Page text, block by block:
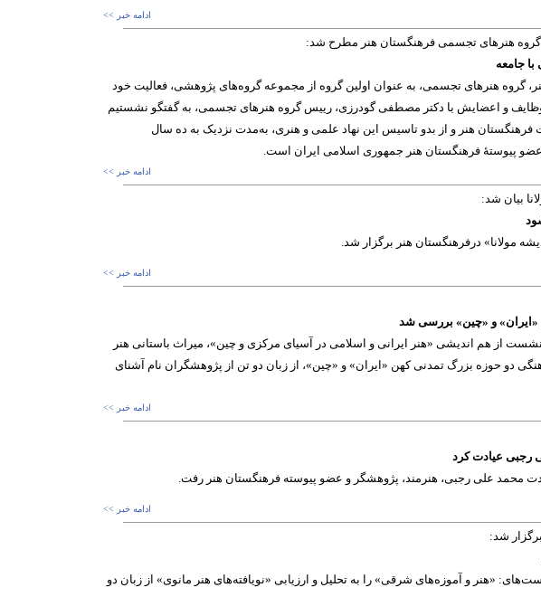
ادامه خبر >>
هنرهای تجسمی فرهنگستان هنر مطرح شد:
جامعه
گروه هنرهای تجسمی، به عنوان اولین گروه از مجموعه گروه‌های پژوهشی، فعالیت خود
وظایف و اعضایش با دکتر مصطفی گودرزی، رییس گروه هنرهای تجسمی، به گفتگو نشستیم
فرهنگستان هنر و از بدو تاسیس این نهاد علمی و هنری، به‌مدت نزدیک به ده سال
عضو پیوستۀ فرهنگستان هنر جمهوری اسلامی ایران است.
ادامه خبر >>
بیان شد:
مولانا» درفرهنگستان هنر برگزار شد.
ادامه خبر >>
«ایران» و «چین» بررسی شد
از هم اندیشی «هنر ایرانی و اسلامی در آسیای مرکزی و چین»، میراث باستانی هنر
دو حوزه بزرگ تمدنی کهن «ایران» و «چین»، از زبان دو تن از پژوهشگران نام آشنای
ادامه خبر >>
رجبی عیادت کرد
محمد علی رجبی، هنرمند، پژوهشگر و عضو پیوسته فرهنگستان هنر رفت.
ادامه خبر >>
شد:
«هنر و آموزه‌های شرقی» را به تحلیل و ارزیابی «نویافته‌های هنر مانوی» از زبان دو